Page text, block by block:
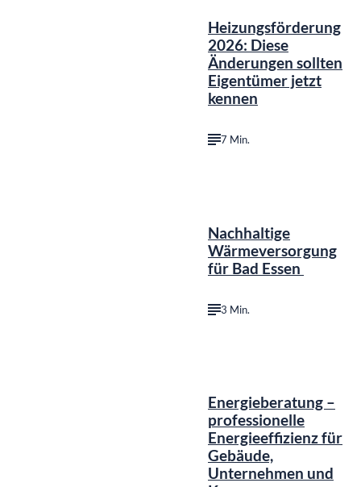
Heizungsförderung
2026: Diese
Änderungen sollten
Eigentümer jetzt
kennen
7 Min.
Nachhaltige
Wärmeversorgung
für Bad Essen
3 Min.
Energieberatung –
professionelle
Energieeffizienz für
Gebäude,
Unternehmen und